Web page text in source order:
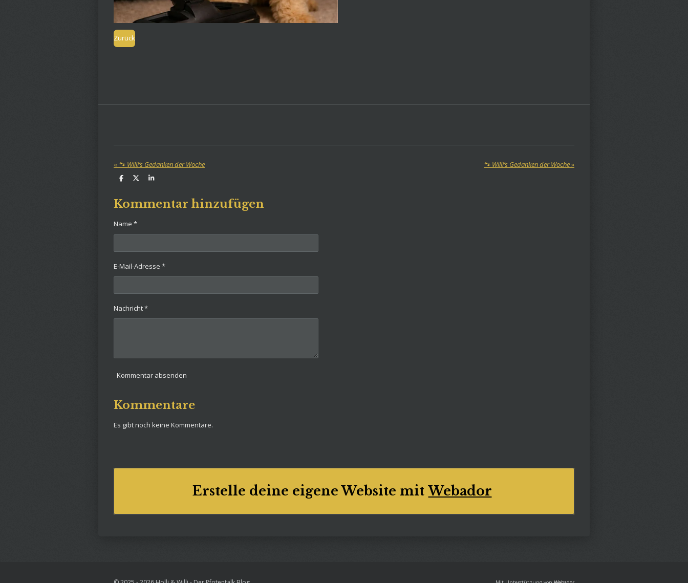
Zurück
« 🐾 Willi’s Gedanken der Woche 🐾 Willi’s Gedanken der Woche»
T
l
e
T
l
e
T
l
e
Kommentar hinzufügen
Name *
E-Mail-Adresse *
Nachricht *
Kommentar absenden
Kommentare
Es gibt noch keine Kommentare.
Erstelle deine eigene Website mit Webador